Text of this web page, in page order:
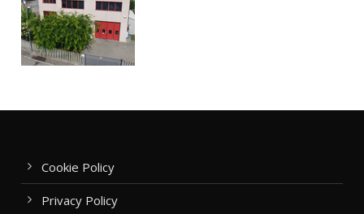
Cookie Policy
Privacy Policy